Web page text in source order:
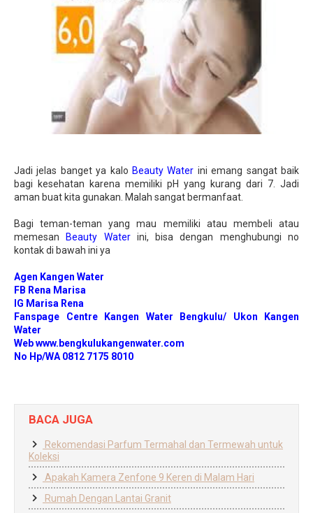
Jadi jelas banget ya kalo Beauty Water ini emang sangat baik
bagi kesehatan karena memiliki pH yang kurang dari 7. Jadi
aman buat kita gunakan. Malah sangat bermanfaat.
Bagi teman-teman yang mau memiliki atau membeli atau
memesan
Beauty Waterini, bisa dengan menghubungi no
kontak di bawah ini ya
Agen Kangen Water
FB Rena Marisa
IG Marisa Rena
Fanspage Centre Kangen Water Bengkulu/ Ukon Kangen
Water
Web www.bengkulukangenwater.com
No Hp/WA 0812 7175 8010
BACA JUGA
Rekomendasi Parfum Termahal dan Termewah untuk
Koleksi
Apakah Kamera Zenfone 9 Keren di Malam Hari
Rumah Dengan Lantai Granit